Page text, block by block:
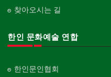
찾아오시는 길
한인 문화예술 연합
한인문인협회